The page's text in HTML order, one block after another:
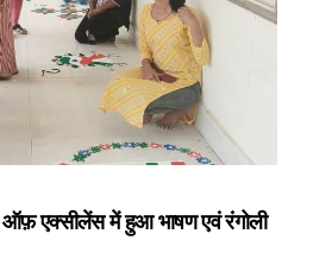
ऑफ़ एक्सीलेंस में हुआ भाषण एवं रंगोली